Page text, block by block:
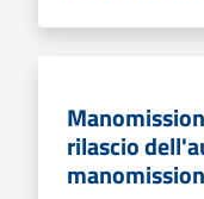
rilascio